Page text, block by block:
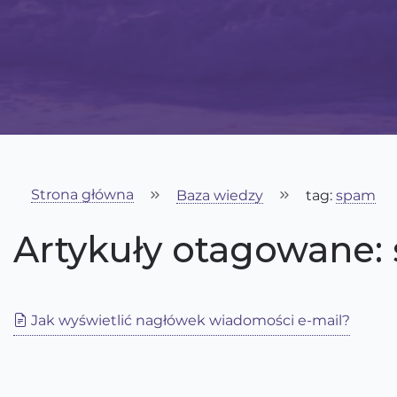
Strona główna Baza wiedzy tag: spam
Artykuły otagowane:
Jak wyświetlić nagłówek wiadomości e-mail?